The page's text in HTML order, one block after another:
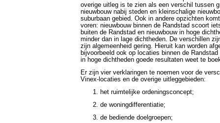
overige uitleg is te zien als een verschil tussen
nieuwbouw nabij steden en kleinschalige
suburbaan gebied. Ook in andere opzichten
voren: nieuwbouw binnen de Randstad scoort
buiten de Randstad en nieuwbouw in hoge
minder dan in lage dichtheden. De verschillen
zijn algemeenheid gering. Hieruit kan worden
bijvoorbeeld ook op locaties binnen de
in hoge dichtheden goede resultaten weet te
Er zijn vier verklaringen te noemen voor de
Vinex-locaties en de overige uitleggebieden:
het ruimtelijke ordeningsconcept;
de woningdifferentiatie;
de bediende doelgroepen;